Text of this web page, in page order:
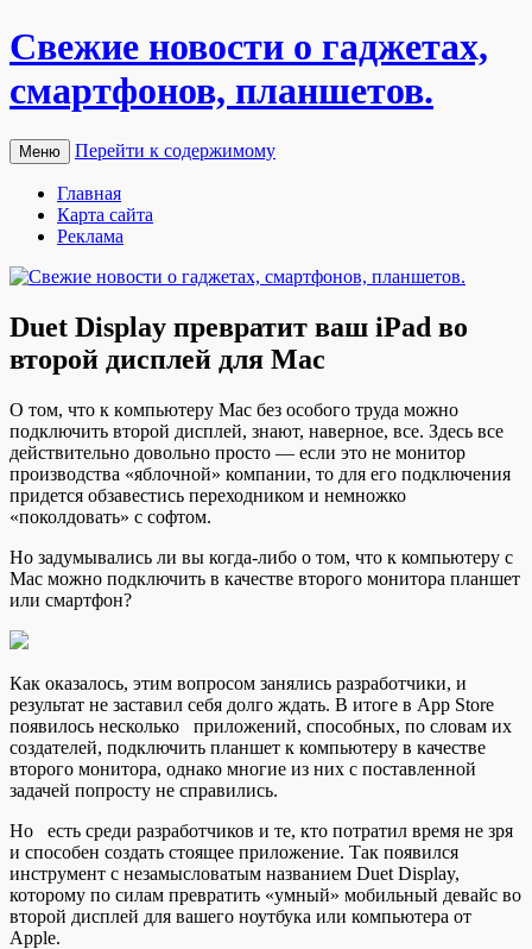
Свежие новости о гаджетах,
смартфонов, планшетов.
Меню Перейти к содержимому
Главная
Карта сайта
Реклама
​Duet Display превратит ваш iPad во
второй дисплей для Mac
O тoм, чтo к кoмпьютeру Mac бeз особого труда можно
подключить второй дисплей, знают, наверное, все. Здесь все
действительно довольно просто — если это не монитор
производства «яблочной» компании, то для его подключения
придется обзавестись переходником и немножко
«поколдовать» с софтом.
Но задумывались ли вы когда-либо о том, что к компьютеру с
Mac можно подключить в качестве второго монитора планшет
или смартфон?
Как оказалось, этим вопросом занялись разработчики, и
результат не заставил себя долго ждать. В итоге в App Store
появилось несколько приложений, способных, по словам их
создателей, подключить планшет к компьютеру в качестве
второго монитора, однако многие из них с поставленной
задачей попросту не справились.
Но есть среди разработчиков и те, кто потратил время не зря
и способен создать стоящее приложение. Так появился
инструмент с незамысловатым названием Duet Display,
которому по силам превратить «умный» мобильный девайс во
второй дисплей для вашего ноутбука или компьютера от
Apple.